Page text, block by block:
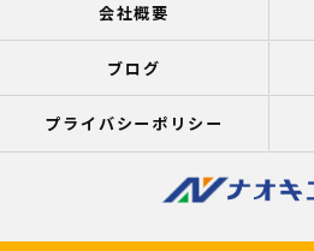
会社概要
ブログ
プライバシーポリシー